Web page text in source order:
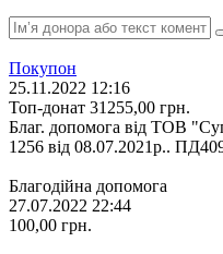
Покупон
25.11.2022 12:16
Топ-донат 31255,00 грн.
Благ. допомога від ТОВ
1256 від 08.07.2021р..
Благодійна допомога
27.07.2022 22:44
100,00 грн.